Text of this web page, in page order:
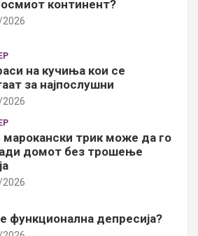
осмиот континент?
на кучиња кои се
за најпослушни
марокански трик може да го
домот без трошење
функционална депресија?